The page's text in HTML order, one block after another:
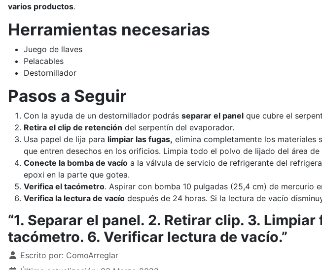
varios productos.
Herramientas necesarias
Juego de llaves
Pelacables
Destornillador
Pasos a Seguir
Con la ayuda de un destornillador podrás separar el panel que cubre el
Retira el clip de retención del serpentín del evaporador.
Usa papel de lija para limpiar las fugas, elimina completamente los materiales
que entren desechos en los orificios. Limpia todo el polvo de lijado del área
Conecte la bomba de vacío a la válvula de servicio de refrigerante del
epoxi en la parte que gotea.
Verifica el tacómetro. Aspirar con bomba 10 pulgadas (25,4 cm) de mercurio
Verifica la lectura de vacío después de 24 horas. Si la lectura de vacío
“1. Separar el panel. 2. Retirar clip. 3.
tacómetro. 6. Verificar lectura de vacío.”
Detalles
Escrito por: ComoArreglar